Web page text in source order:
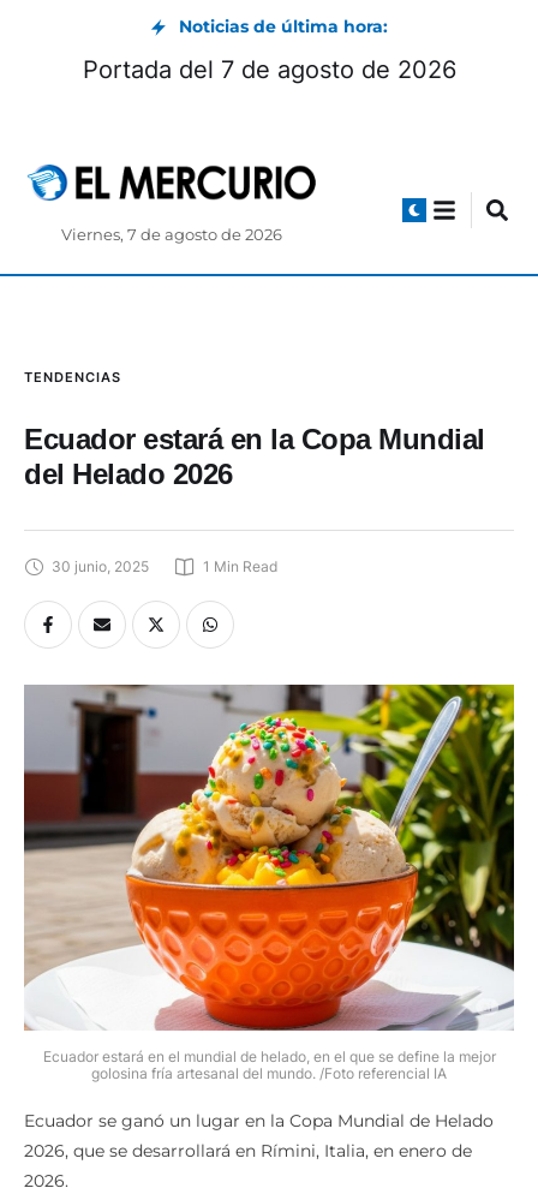
Noticias de última hora:
Portada del 7 de agosto de 2026
Viernes, 7 de agosto de 2026
TENDENCIAS
Ecuador estará en la Copa Mundial
del Helado 2026
30 junio, 2025 1 Min Read
Ecuador estará en el mundial de helado, en el que se define la mejor
golosina fría artesanal del mundo. /Foto referencial IA
Ecuador se ganó un lugar en la Copa Mundial de Helado
2026, que se desarrollará en Rímini, Italia, en enero de
2026.